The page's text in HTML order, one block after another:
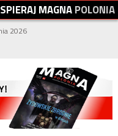
SPIERAJMAGNAPOLONIA
2026